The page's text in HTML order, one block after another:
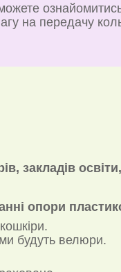
на передачу
закладів
опори
будуть велюри.